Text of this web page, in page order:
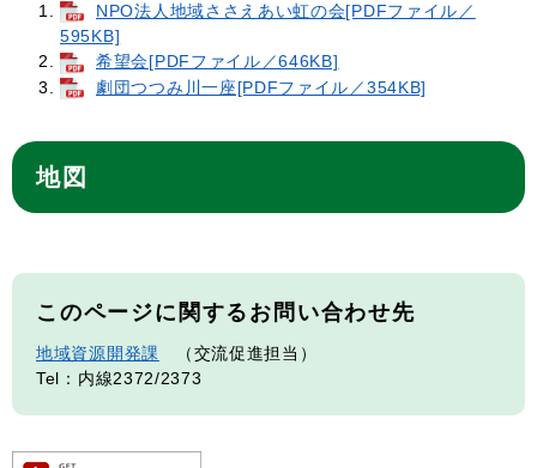
NPO法人地域ささえあい虹の会[PDFファイル／
595KB]
希望会[PDFファイル／646KB]
劇団つつみ川一座[PDFファイル／354KB]
地図
このページに関するお問い合わせ先
地域資源開発課
交流促進担当
Tel：内線2372/2373